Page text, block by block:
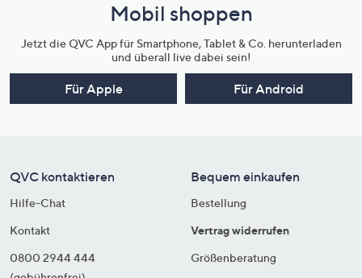
Mobil shoppen
Jetzt die QVC App für Smartphone, Tablet & Co. herunterladen
und überall live dabei sein!
Für Apple Für Android
QVC kontaktieren
Hilfe-Chat
Kontakt
0800 2944 444
Bequem einkaufen
Bestellung
Vertrag widerrufen
Größenberatung